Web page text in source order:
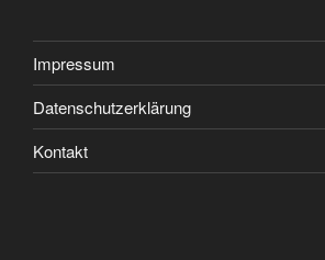
Impressum
Datenschutzerklärung
Kontakt